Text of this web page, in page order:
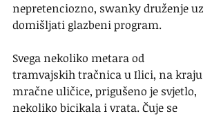
nepretenciozno, swanky druženje uz
domišljati glazbeni program.
Svega nekoliko metara od
tramvajskih tračnica u Ilici, na kraju
mračne uličice, prigušeno je svjetlo,
nekoliko bicikala i vrata. Čuje se